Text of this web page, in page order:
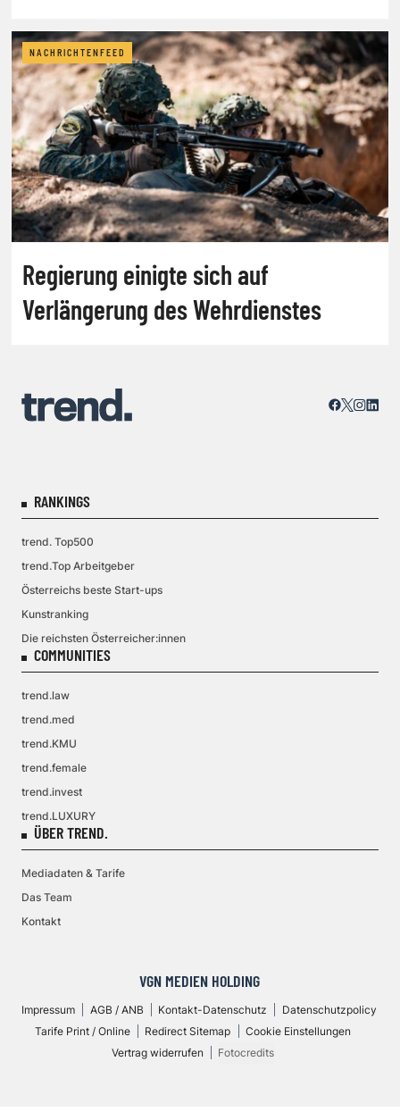
NACHRICHTENFEED
Regierung einigte sich auf
Verlängerung des Wehrdienstes
RANKINGS
trend. Top500
trend.Top Arbeitgeber
Österreichs beste Start-ups
Kunstranking
Die reichsten Österreicher:innen
COMMUNITIES
trend.law
trend.med
trend.KMU
trend.female
trend.invest
trend.LUXURY
ÜBER TREND.
Mediadaten & Tarife
Das Team
Kontakt
VGN MEDIEN HOLDING
Impressum AGB / ANB Kontakt-Datenschutz
Datenschutzpolicy
Tarife Print / Online
Redirect Sitemap
Cookie Einstellungen
Vertrag widerrufen
Fotocredits